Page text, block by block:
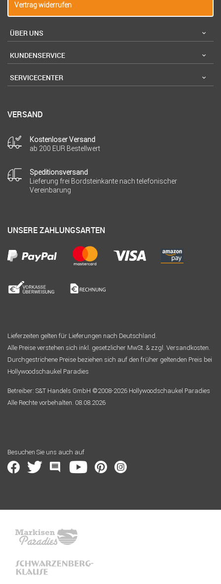
Vertrag widerrufen
ÜBER UNS
KUNDENSERVICE
SERVICECENTER
VERSAND
Kostenloser Versand
ab 200 EUR Bestellwert
Speditionsversand
Lieferung frei Bordsteinkante nach telefonischer
Vereinbarung
UNSERE ZAHLUNGSARTEN
Lieferzeiten gelten für Lieferungen nach Deutschland.
Alle Preise verstehen sich inkl. gesetzlicher MwSt. & zzgl. Versandkosten.
Durchgestrichene Preise beziehen sich auf den früher geltenden Preis bei
Hollywoodschaukel Paradies
Betreiber: S&T Handels GmbH ©2008-2026 Hollywoodschaukel Paradies
Alle Rechte vorbehalten. 08.08.2026
Besuchen Sie uns auch auf